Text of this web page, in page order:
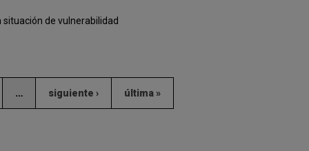
situación de vulnerabilidad
… siguiente › última »